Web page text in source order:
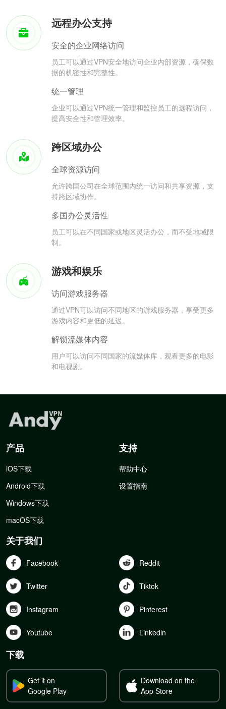
远程办公支持
安全的企业网络访问
员工可以通过VPN安全地访问企业内部资源，确保数
据的机密性和完整性。
统一管理
企业可以通过VPN统一管理和监控员工的远程访问，
提高安全性和管理效率。
跨区域办公
全球资源访问
允许跨国公司在全球范围内统一访问和共享资源，支
持跨区域协作。
多国办公灵活性
员工可以在不同国家或地区灵活办公，而不受地域限
制。
游戏和娱乐
访问游戏服务器
通过VPN可以访问不同地区的游戏服务器，享受更多
游戏内容和更低的延迟。
解锁流媒体内容
用户可以访问不同国家的流媒体库，观看更多的电影
和电视剧。
产品
iOS下载
Android下载
Windows下载
macOS下载
支持
帮助中心
设置指南
关于我们
Facebook Reddit
Twitter Tiktok
Instagram Pinterest
Youtube Linkedln
下载
Get it on
Google Play
Download on the
App Store